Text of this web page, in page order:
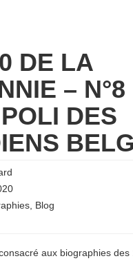
DE LA
–
DES
Blog
aux biographies des